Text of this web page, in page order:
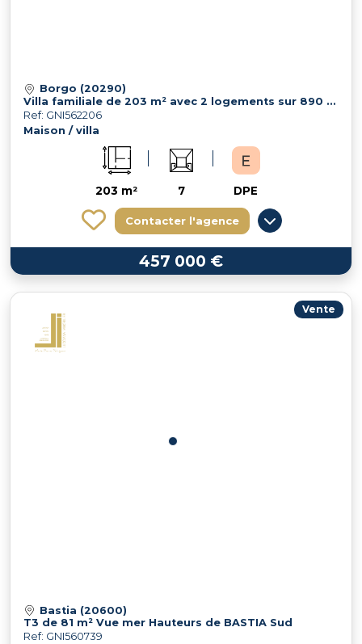
Borgo (20290)
Villa familiale de 203 m² avec 2 logements sur 890 m² de terrain
Ref: GNI562206
Maison / villa
203 m² 7 DPE
Contacter l'agence
457 000 €
Vente
Bastia (20600)
T3 de 81 m² Vue mer Hauteurs de BASTIA Sud
Ref: GNI560739